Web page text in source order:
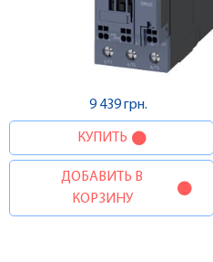
9 439 грн.
КУПИТЬ
ДОБАВИТЬ В
КОРЗИНУ